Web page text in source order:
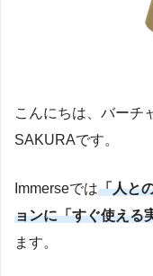
こんにちは、バーチ
SAKURAです。
Immerseでは「人と
ョンに「すぐ使える
ます。